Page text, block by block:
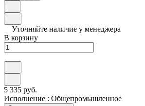
Уточняйте наличие у менеджера
В корзину
5 335 руб.
Исполнение : Общепромышленное